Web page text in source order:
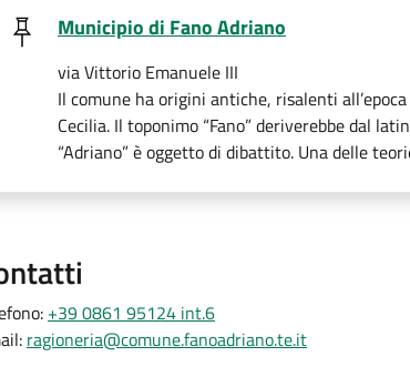
Municipio di Fano Adriano
via Vittorio Emanuele III
Il comune ha origini antiche, risalenti
Cecilia. Il toponimo “Fano” deriverebbe dal
“Adriano” è oggetto di dibattito. Una delle
+39 0861 95124 int.6
ragioneria@comune.fanoadriano.te.it